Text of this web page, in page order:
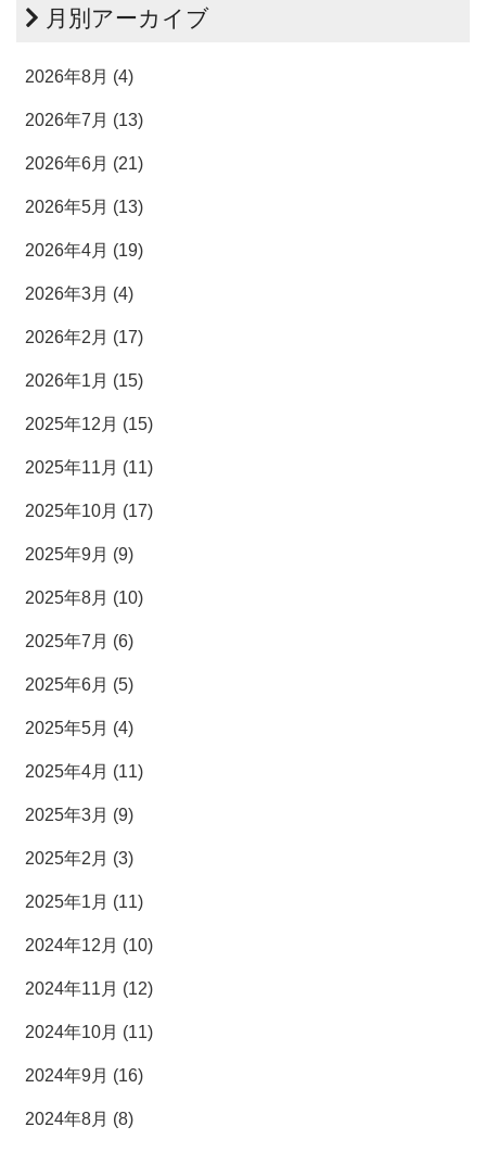
月別アーカイブ
2026年8月 (4)
2026年7月 (13)
2026年6月 (21)
2026年5月 (13)
2026年4月 (19)
2026年3月 (4)
2026年2月 (17)
2026年1月 (15)
2025年12月 (15)
2025年11月 (11)
2025年10月 (17)
2025年9月 (9)
2025年8月 (10)
2025年7月 (6)
2025年6月 (5)
2025年5月 (4)
2025年4月 (11)
2025年3月 (9)
2025年2月 (3)
2025年1月 (11)
2024年12月 (10)
2024年11月 (12)
2024年10月 (11)
2024年9月 (16)
2024年8月 (8)